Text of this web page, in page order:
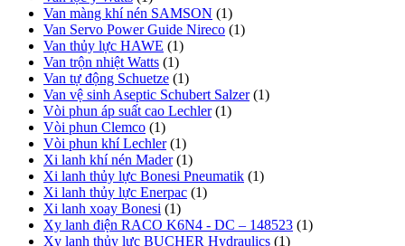
Van màng khí nén SAMSON (1)
Van Servo Power Guide Nireco (1)
Van thủy lực HAWE (1)
Van trộn nhiệt Watts (1)
Van tự động Schuetze (1)
Van vệ sinh Aseptic Schubert Salzer (1)
Vòi phun áp suất cao Lechler (1)
Vòi phun Clemco (1)
Vòi phun khí Lechler (1)
Xi lanh khí nén Mader (1)
Xi lanh thủy lực Bonesi Pneumatik (1)
Xi lanh thủy lực Enerpac (1)
Xi lanh xoay Bonesi (1)
Xy lanh điện RACO K6N4 - DC – 148523 (1)
Xy lanh thủy lực BUCHER Hydraulics (1)